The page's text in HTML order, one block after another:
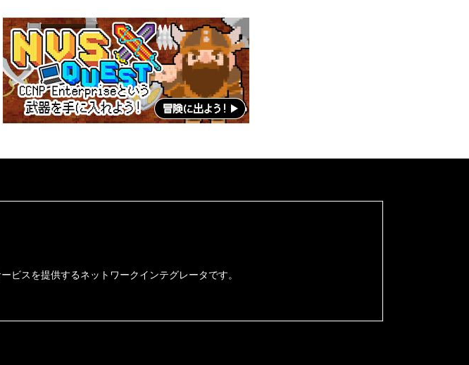
ビスを提供するネットワークインテグレータです。